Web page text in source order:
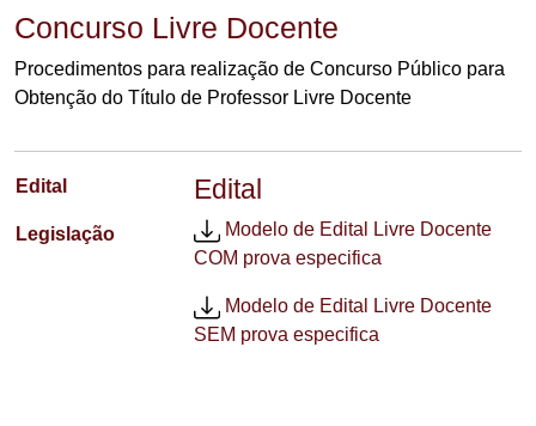
Concurso Livre Docente
Procedimentos para realização de Concurso Público para
Obtenção do Título de Professor Livre Docente
Edital
Legislação
Edital
Modelo de Edital Livre Docente
COM prova especifica
Modelo de Edital Livre Docente
SEM prova especifica